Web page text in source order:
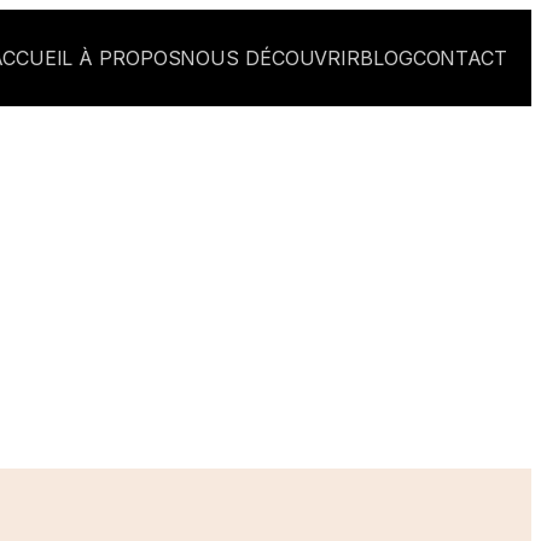
À PROPOSNOUS DÉCOUVRIRBLOGCONTACT